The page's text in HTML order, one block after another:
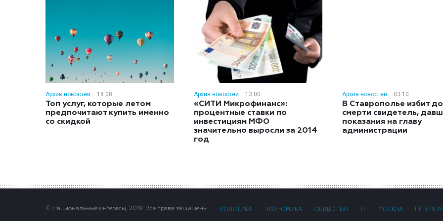
Архив новостей 18:08
Топ услуг, которые летом
предпочитают купить именно
со скидкой
Архив новостей 13:00
«СИТИ Микрофинанс»:
процентные ставки по
инвестициям МФО
значительно выросли за 2014
год
Архив новостей 03:10
В Ставрополье избит до
смерти свидетель,
показания на главу
администрации
© Национальные интересы, 2019. Все права защищены. ПОЛИТИКА ЭКОНОМИКА ОБЩЕСТВО МОСКВА